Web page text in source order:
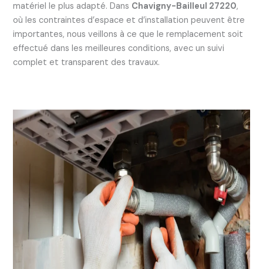
matériel le plus adapté. Dans Chavigny-Bailleul 27220,
où les contraintes d’espace et d’installation peuvent être
importantes, nous veillons à ce que le remplacement soit
effectué dans les meilleures conditions, avec un suivi
complet et transparent des travaux.